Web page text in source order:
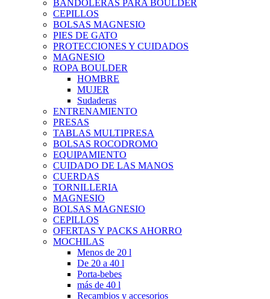
BANDOLERAS PARA BOULDER
CEPILLOS
BOLSAS MAGNESIO
PIES DE GATO
PROTECCIONES Y CUIDADOS
MAGNESIO
ROPA BOULDER
HOMBRE
MUJER
Sudaderas
ENTRENAMIENTO
PRESAS
TABLAS MULTIPRESA
BOLSAS ROCODROMO
EQUIPAMIENTO
CUIDADO DE LAS MANOS
CUERDAS
TORNILLERIA
MAGNESIO
BOLSAS MAGNESIO
CEPILLOS
OFERTAS Y PACKS AHORRO
MOCHILAS
Menos de 20 l
De 20 a 40 l
Porta-bebes
más de 40 l
Recambios y accesorios